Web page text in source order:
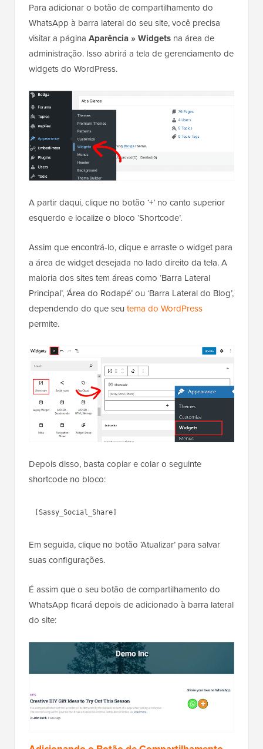
Para adicionar o botão de compartilhamento do
WhatsApp à barra lateral do seu site, você precisa
visitar a página Aparência » Widgets na área de
administração. Isso abrirá a tela de gerenciamento de
widgets do WordPress.
A partir daqui, clique no botão ‘+’ no canto superior
esquerdo e localize o bloco ‘Shortcode’.
Assim que encontrá-lo, clique e arraste o widget para
a área de widget desejada no lado direito da tela. A
maioria dos sites tem áreas como ‘Barra Lateral
Principal’, ‘Área do Rodapé’ ou ‘Barra Lateral do Blog’,
dependendo do que seu tema do WordPress
permite.
Depois disso, basta copiar e colar o seguinte
shortcode no bloco:
Em seguida, clique no botão ‘Atualizar’ para salvar
suas configurações.
É assim que o seu botão de compartilhamento do
WhatsApp ficará depois de adicionado à barra lateral
do site: